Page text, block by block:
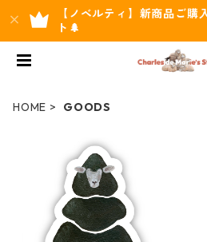
【ノベルティ】新商品ご購
ト🌲
HOME GOODS